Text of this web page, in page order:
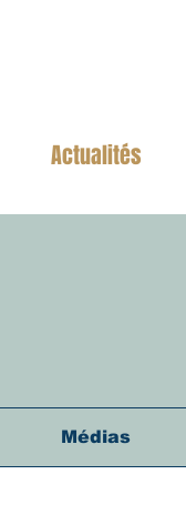
Actualités
Médias